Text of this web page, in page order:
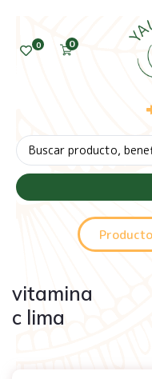
0 0
vitamina
c lima